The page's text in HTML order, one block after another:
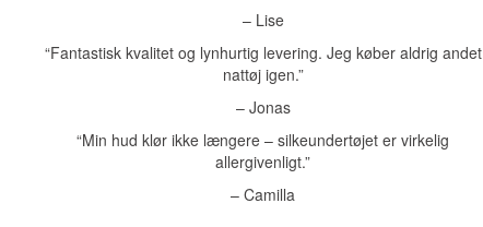
– Lise
“Fantastisk kvalitet og lynhurtig levering. Jeg køber aldrig andet
nattøj igen.”
– Jonas
“Min hud klør ikke længere – silkeundertøjet er virkelig
allergivenligt.”
– Camilla